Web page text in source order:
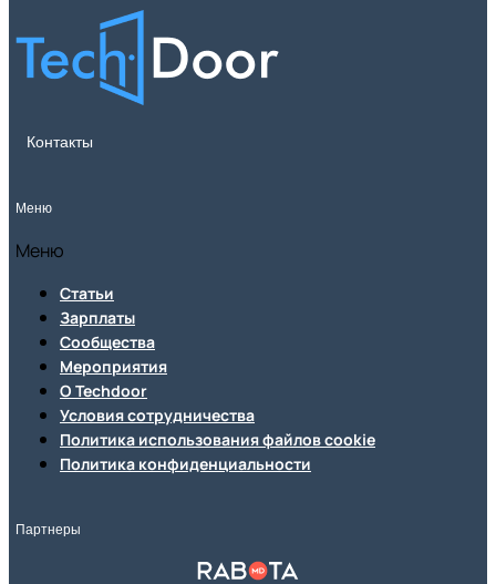
Контакты
Меню
Меню
Статьи
Зарплаты
Сообщества
Мероприятия
О Techdoor
Условия сотрудничества
Политика использования файлов cookie
Политика конфиденциальности
Партнеры